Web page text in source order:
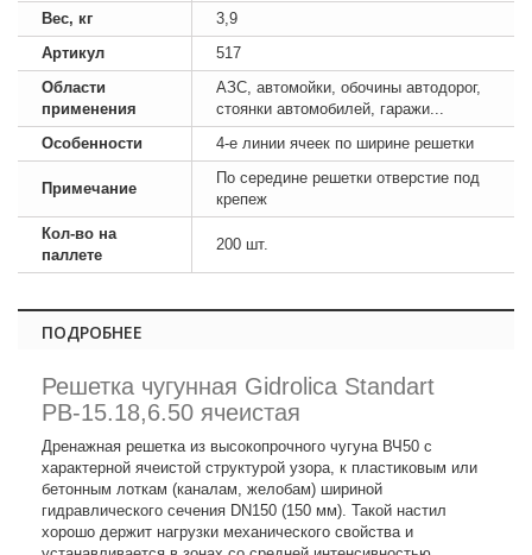
Вес, кг
3,9
Артикул
517
Области
применения
АЗС, автомойки, обочины автодорог,
стоянки автомобилей, гаражи...
Особенности
4-е линии ячеек по ширине решетки
Примечание
По середине решетки отверстие под
крепеж
Кол-во на
паллете
200 шт.
ПОДРОБНЕЕ
Решетка чугунная Gidrolica Standart
РВ-15.18,6.50 ячеистая
Дренажная решетка из высокопрочного чугуна ВЧ50 с
характерной ячеистой структурой узора, к пластиковым или
бетонным лоткам (каналам, желобам) шириной
гидравлического сечения DN150 (150 мм). Такой настил
хорошо держит нагрузки механического свойства и